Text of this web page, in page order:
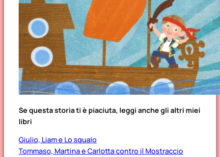
Se questa storia ti è piaciuta, leggi anche gli altri miei
libri
Giulio, Liam e Lo squalo
Tommaso, Martina e Carlotta contro il Mostraccio